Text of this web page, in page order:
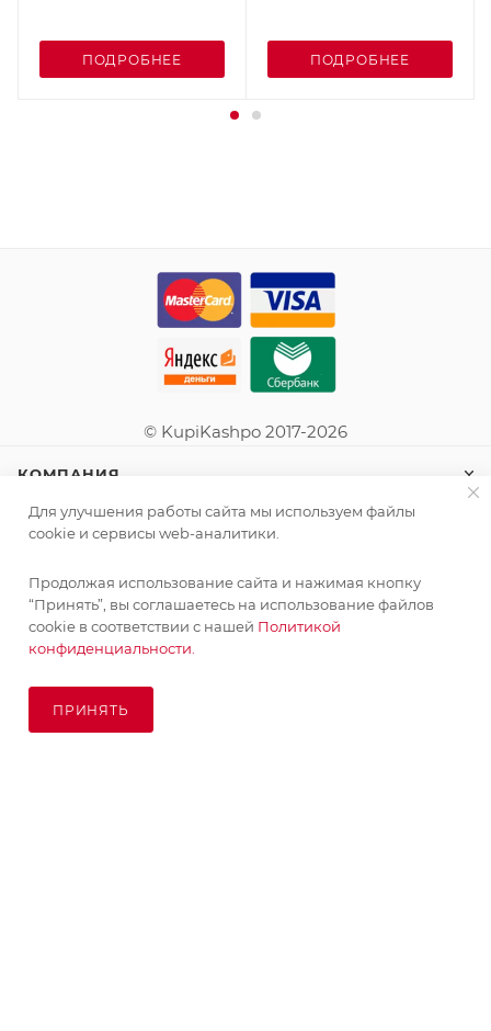
ПОДРОБНЕЕ ПОДРОБНЕЕ
© KupiKashpo 2017-2026
КОМПАНИЯ
ИНФОРМАЦИЯ
ПОМОЩЬ
ПОДПИСАТЬСЯ НА РАССЫЛКУ
Для улучшения работы сайта мы используем файлы
cookie и сервисы web-аналитики.
Продолжая использование сайта и нажимая кнопку
“Принять”, вы соглашаетесь на использование файлов
cookie в соответствии с нашей Политикой
конфиденциальности.
ПРИНЯТЬ